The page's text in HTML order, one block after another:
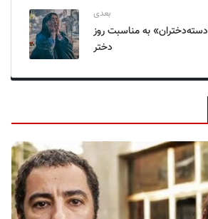
بعدی
به مناسبت روز
دختر